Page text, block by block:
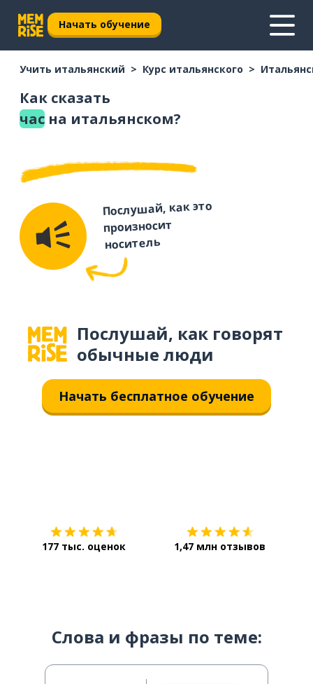
Начать обучение
Учить итальянский Курс итальянского
Как сказать
час на итальянском?
Послушай, как это
произносит
носитель
Послушай, как говорят
обычные люди
Начать бесплатное обучение
177 тыс. оценок 1,47 млн отзывов
Слова и фразы по теме: